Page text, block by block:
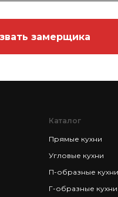
замерщика
Каталог
Прямые кухни
Угловые кухни
П-образные кухни
Г-образные кухни